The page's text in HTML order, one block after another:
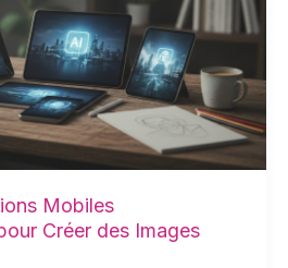
Mobiles
Créer des Images